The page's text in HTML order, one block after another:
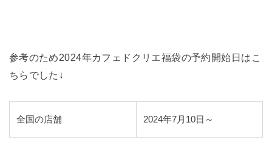
参考のため2024年カフェドクリエ福袋の予約開始日はこ
ちらでした↓
全国の店舗 2024年7月10日～